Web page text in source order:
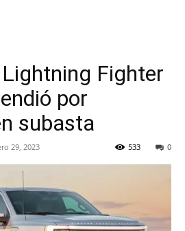
Fighter
por
subasta
29, 2023 0
533